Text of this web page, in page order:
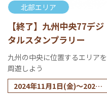
北部エリア
【終了】九州中央77デジ
タルスタンプラリー
九州の中央に位置するエリアを
周遊しよう
2024年11月1日(金)～2025